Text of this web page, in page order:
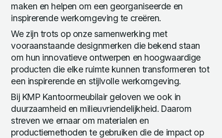
maken en helpen om een georganiseerde en
inspirerende werkomgeving te creëren.
We zijn trots op onze samenwerking met
vooraanstaande designmerken die bekend staan
om hun innovatieve ontwerpen en hoogwaardige
producten die elke ruimte kunnen transformeren tot
een inspirerende en stijlvolle werkomgeving.
Bij KMP Kantoormeubilair geloven we ook in
duurzaamheid en milieuvriendelijkheid. Daarom
streven we ernaar om materialen en
productiemethoden te gebruiken die de impact op